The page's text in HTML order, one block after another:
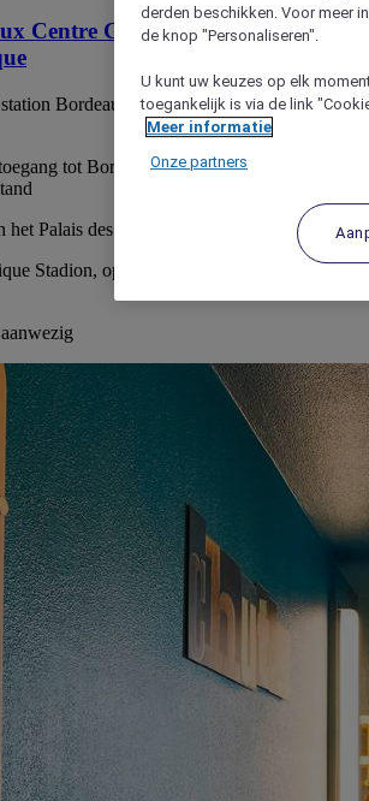
Centre Gare Saint Jean
Bordeaux Saint-Jean, op minder dan 50
tot Bordeaux-centrum, op minder dan
het Palais des Congrès / Parc des Expositions
Stadion, op minder dan 30 minuten
derden beschikken. Voor meer
de knop "Personaliseren".
U kunt uw keuzes op elk
toegankelijk is via de link
Meer informatie
Onze partners